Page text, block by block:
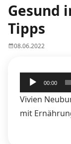
Gesund
Tipps
08.06.2022
Audio-
Player
00:00
Vivien
mit